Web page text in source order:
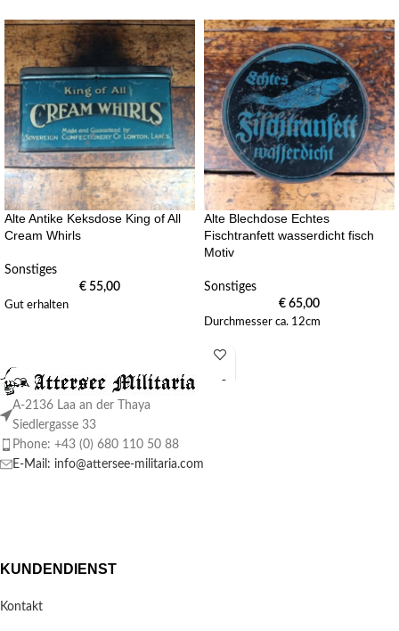
Alte Antike Keksdose King of All
Cream Whirls
Sonstiges
€ 55,00
Gut erhalten
Alte Blechdose Echtes
Fischtranfett wasserdicht fisch
Motiv
Sonstiges
€ 65,00
Durchmesser ca. 12cm
A-2136 Laa an der Thaya
Siedlergasse 33
Phone: +43 (0) 680 110 50 88
E-Mail: info@attersee-militaria.com
KUNDENDIENST
Kontakt